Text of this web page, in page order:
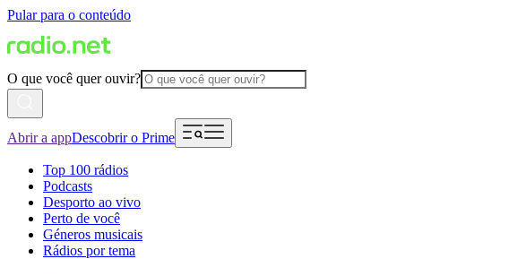
Pular para o conteúdo
O que você quer ouvir?
Abrir a appDescobrir o Prime
Top 100 rádios
Podcasts
Desporto ao vivo
Perto de você
Géneros musicais
Rádios por tema